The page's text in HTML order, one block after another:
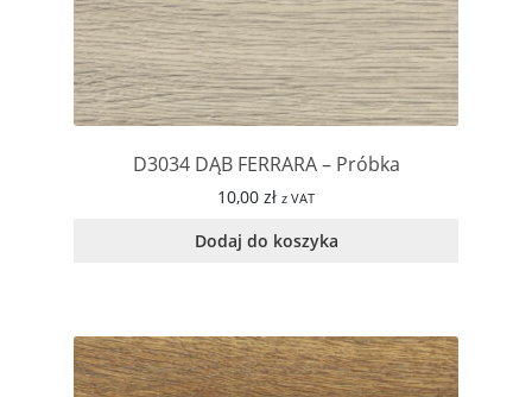
D3034 DĄB FERRARA – Próbka
10,00 zł z VAT
Dodaj do koszyka